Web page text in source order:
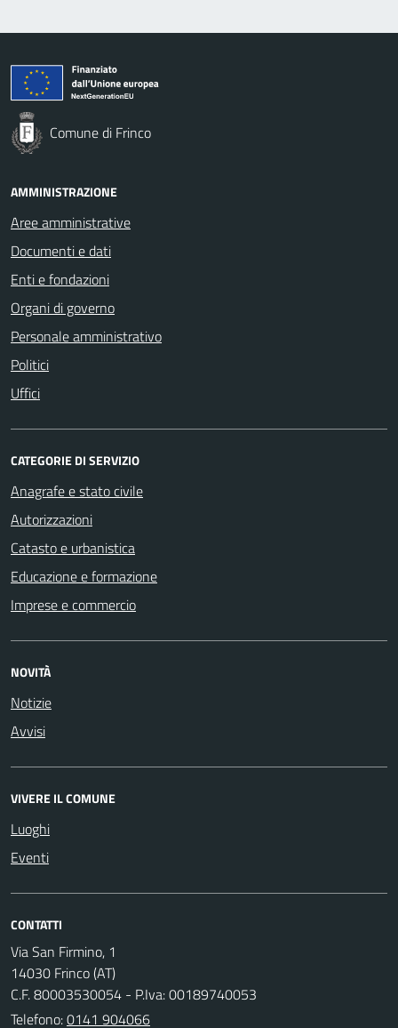
Comune di Frinco
AMMINISTRAZIONE
Aree amministrative
Documenti e dati
Enti e fondazioni
Organi di governo
Personale amministrativo
Politici
Uffici
CATEGORIE DI SERVIZIO
Anagrafe e stato civile
Autorizzazioni
Catasto e urbanistica
Educazione e formazione
Imprese e commercio
NOVITÀ
Notizie
Avvisi
VIVERE IL COMUNE
Luoghi
Eventi
CONTATTI
Via San Firmino, 1
14030 Frinco (AT)
C.F. 80003530054 - P.Iva: 00189740053
Telefono:0141 904066